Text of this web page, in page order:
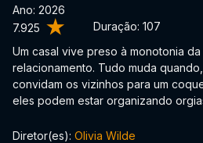
7.925 Duração: 107
Ano: 2026
Um casal vive preso à monotonia
relacionamento. Tudo muda
convidam os vizinhos para um
eles podem estar organizando
Diretor(es): Olivia Wilde